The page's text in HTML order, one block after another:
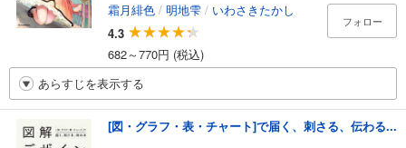
霜月緋色 / 明地雫 / いわさきたかし
4.3
682～770円 (税込)
フォロー
あらすじを表示する
[図・グラフ・表・チャート]で届く、刺さる、伝わる...